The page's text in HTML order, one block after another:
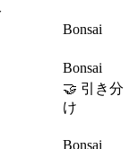
Bonsai
Bonsai
🤝 引き分
け
Bonsai